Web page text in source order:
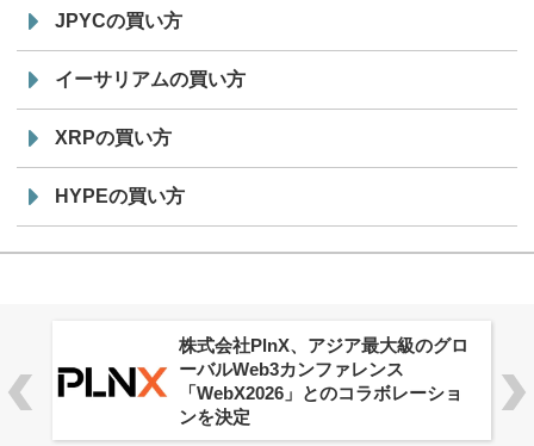
JPYCの買い方
イーサリアムの買い方
XRPの買い方
HYPEの買い方
株式会社PlnX、アジア最大級のグロ
ーバルWeb3カンファレンス
「WebX2026」とのコラボレーショ
ンを決定